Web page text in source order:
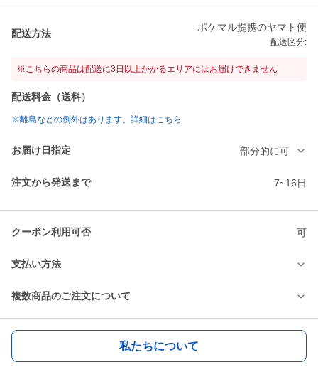
配送方法
ポケマル提携のヤマト便
配送区分:
※こちらの商品は配送に3日以上かかるエリアにはお届けできません
配送料金（送料）
※離島などの例外はあります。詳細はこちら
お届け日指定 部分的に可
注文から発送まで 7~16日
クーポン利用可否 可
支払い方法
複数商品のご注文について
私たちについて